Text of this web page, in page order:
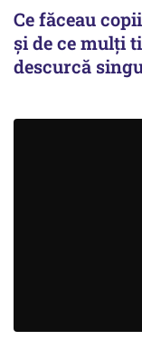
Ce făceau
și de ce mulți
descurcă